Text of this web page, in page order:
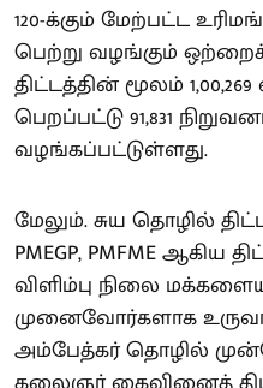
120-க்கும் மேற்பட்ட
பெற்று வழங்கும்
திட்டத்தின் மூலம்
பெறப்பட்டு 91,831
வழங்கப்பட்டுள்ளது.
மேலும். சுய தொழில்
PMEGP, PMFME ஆகிய
விளிம்பு நிலை
முனைவோர்களாக
அம்பேத்கர் தொழில்